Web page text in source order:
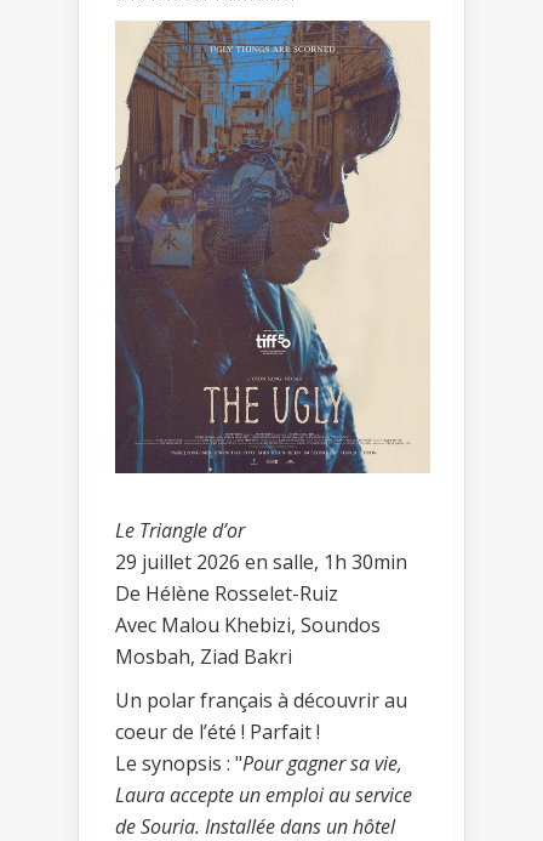
Le Triangle d’or
29 juillet 2026 en salle, 1h 30min
De Hélène Rosselet-Ruiz
Avec Malou Khebizi, Soundos
Mosbah, Ziad Bakri
Un polar français à découvrir au
coeur de l’été ! Parfait !
Le synopsis : "Pour gagner sa vie,
Laura accepte un emploi au service
de Souria. Installée dans un hôtel